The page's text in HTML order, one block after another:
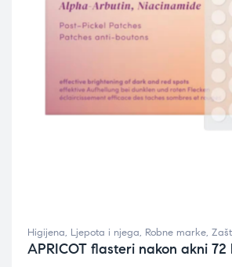
Higijena, Ljepota i njega, Robne marke,
APRICOT flasteri nakon akni 72